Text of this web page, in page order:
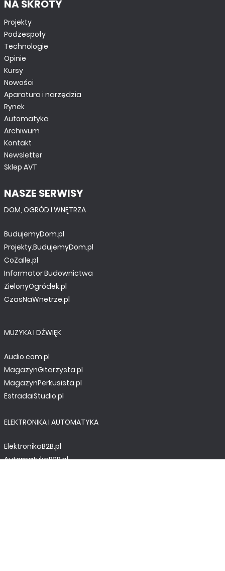
NA SKRÓTY
Projekty
Podzespoły
Technologie
Opinie
Kursy
Nowości
Aparatura i narzędzia
Rynek
Automatyka
Archiwum
Kontakt
Newsletter
Sklep AVT
NASZE SERWISY
DOM, OGRÓD I WNĘTRZA
BudujemyDom.pl
Projekty.BudujemyDom.pl
CoZaIle.pl
Informator Budownictwa
ZielonyOgródek.pl
CzasNaWnetrze.pl
MUZYKA I DŹWIĘK
Audio.com.pl
MagazynGitarzysta.pl
MagazynPerkusista.pl
EstradaiStudio.pl
ELEKTRONIKA I AUTOMATYKA
ElektronikaB2B.pl
AutomatykaB2B.pl